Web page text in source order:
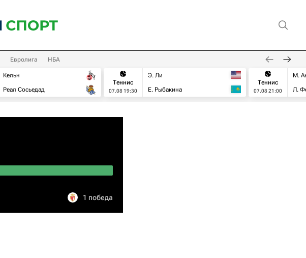
Евролига НБА
Кельн
Реал Сосьедад
Теннис
07.08 19:30
Э. Ли
Е. Рыбакина
Теннис
07.08 21:00
М.
Л.
1 победа